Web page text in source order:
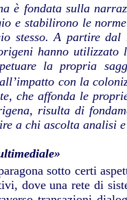
è fondata sulla
e stabilirono le
stesso. A partire
hanno
la propria
con la
che affonda le
risulta di
a chi ascolta analisi
sotto certi
dove una rete di